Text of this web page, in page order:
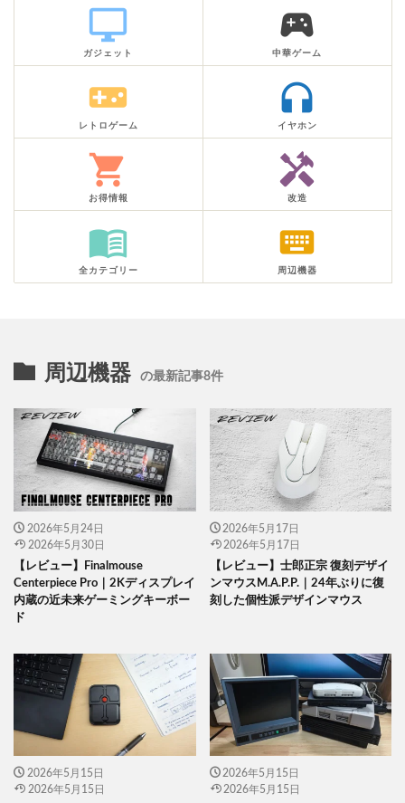
desktop_windows
ガジェット
sports_esports
中華ゲーム
videogame_asset
レトロゲーム
headphones
イヤホン
shopping_cart
お得情報
handyman
改造
menu_book
全カテゴリー
keyboard
周辺機器
周辺機器 の最新記事8件
2026年5月24日
2026年5月30日
【レビュー】Finalmouse
Centerpiece Pro｜2Kディスプレイ
内蔵の近未来ゲーミングキーボー
ド
2026年5月17日
2026年5月17日
【レビュー】士郎正宗 復刻デザイ
ンマウスM.A.P.P.｜24年ぶりに復
刻した個性派デザインマウス
2026年5月15日
2026年5月15日
2026年5月15日
2026年5月15日